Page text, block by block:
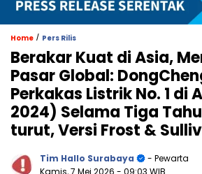
Home / Pers Rilis
Berakar Kuat di Asia,
Pasar Global:
Perkakas Listrik No. 1 di
2024) Selama Tiga
turut, Versi Frost &
Tim Hallo Surabaya
- Pewarta
Kamis, 7 Mei 2026 - 09:03 WIB